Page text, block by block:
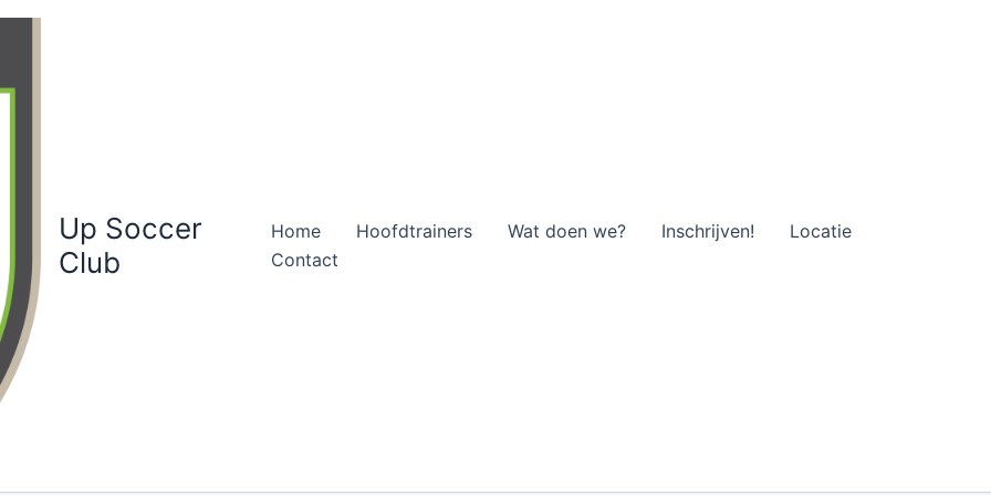
Up Soccer
Club
Home Hoofdtrainers Wat doen we? Inschrijven!
Locatie
Contact